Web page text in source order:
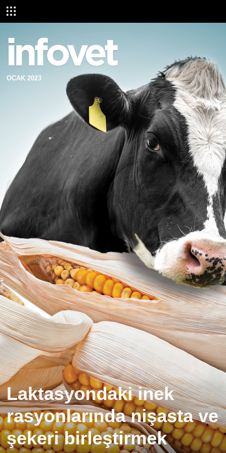
OCAK 2023
Laktasyondaki inek
rasyonlarında nişasta ve
şekeri birleştirmek